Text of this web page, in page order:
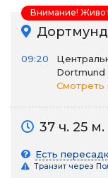
09:20
Dortmund
Смотреть
37 ч. 25 м.
Есть
Транзит через
Внимание!